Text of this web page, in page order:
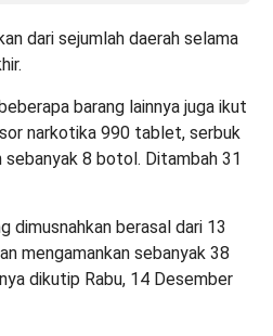
dari sejumlah daerah selama
barang lainnya juga ikut
narkotika 990 tablet, serbuk
sebanyak 8 botol. Ditambah 31
dimusnahkan berasal dari 13
mengamankan sebanyak 38
dikutip Rabu, 14 Desember